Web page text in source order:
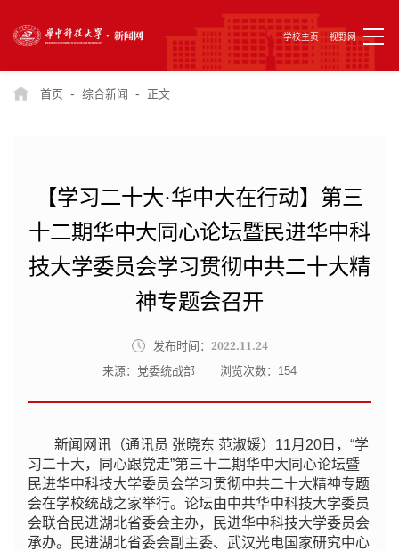
学校主页 视野网
首页 - 综合新闻 - 正文
【学习二十大·华中大在行动】第三
十二期华中大同心论坛暨民进华中科
技大学委员会学习贯彻中共二十大精
神专题会召开
发布时间： 2022.11.24
来源：党委统战部 浏览次数： 154
新闻网讯（通讯员 张晓东 范淑媛）11月20日，“学
习二十大，同心跟党走”第三十二期华中大同心论坛暨
民进华中科技大学委员会学习贯彻中共二十大精神专题
会在学校统战之家举行。论坛由中共华中科技大学委员
会联合民进湖北省委会主办，民进华中科技大学委员会
承办。民进湖北省委会副主委、武汉光电国家研究中心